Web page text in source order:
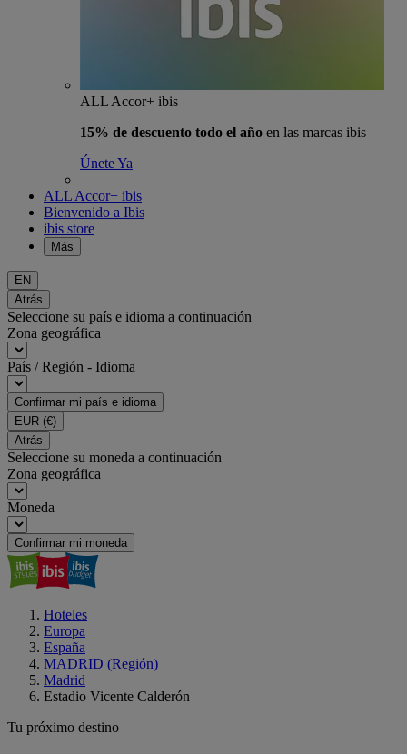
ALL Accor+ ibis
15% de descuento todo el año en las marcas ibis
Únete Ya
ALL Accor+ ibis
Bienvenido a Ibis
ibis store
Más
EN
Atrás
Seleccione su país e idioma a continuación
Zona geográfica
País / Región - Idioma
Confirmar mi país e idioma
EUR (€)
Atrás
Seleccione su moneda a continuación
Zona geográfica
Moneda
Confirmar mi moneda
Hoteles
Europa
España
MADRID (Región)
Madrid
Estadio Vicente Calderón
Tu próximo destino